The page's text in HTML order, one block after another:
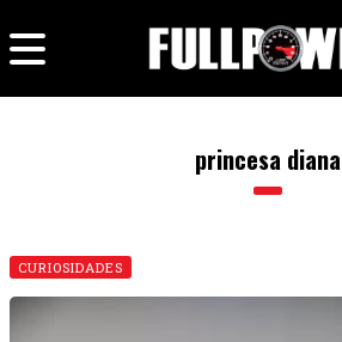
princesa diana
CURIOSIDADES